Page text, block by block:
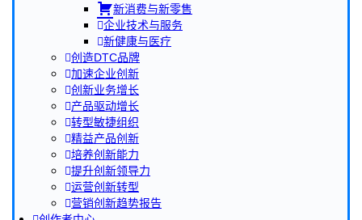
新消费与新零售
企业技术与服务
新健康与医疗
创造DTC品牌
加速企业创新
创新业务增长
产品驱动增长
转型敏捷组织
精益产品创新
培养创新能力
提升创新领导力
运营创新转型
营销创新趋势报告